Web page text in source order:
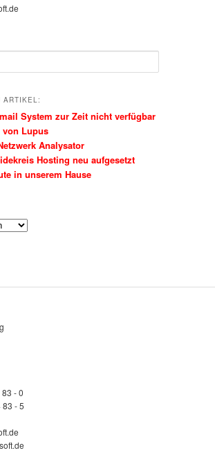
ARTIKEL:
System zur Zeit nicht verfügbar
von Lupus
Analysator
Hosting neu aufgesetzt
in unserem Hause
- 0
83 - 5